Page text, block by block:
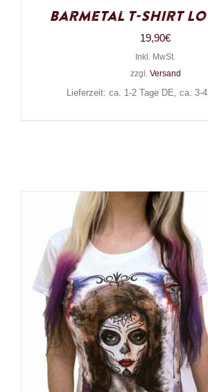
Barmetal T-Shirt
19,90€
Inkl. MwSt.
zzgl. Versand
Lieferzeit: ca. 1-2 Tage DE, ca. 3-